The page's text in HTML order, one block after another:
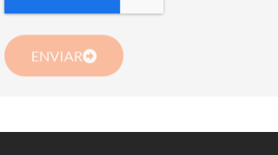
ENVIAR